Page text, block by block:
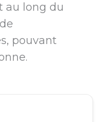
au long du
pouvant